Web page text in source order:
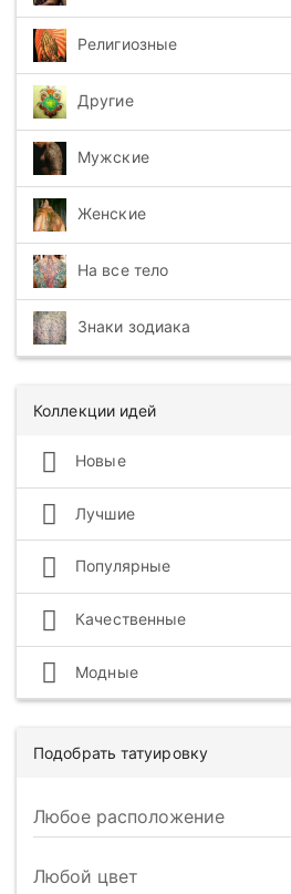
Религиозные
Другие
Мужские
Женские
На все тело
Знаки зодиака
Коллекции идей
Новые
Лучшие
Популярные
Качественные
Модные
Подобрать татуировку